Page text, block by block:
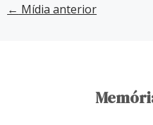
← Mídia anterior